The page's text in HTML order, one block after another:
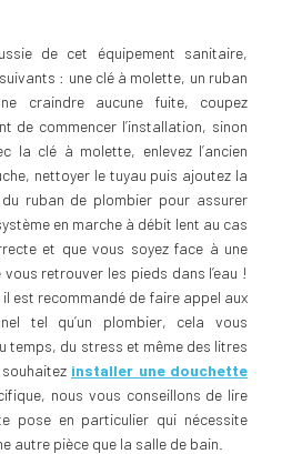
de cet équipement sanitaire,
: une clé à molette, un ruban
craindre aucune fuite, coupez
de commencer l’installation, sinon
la clé à molette, enlevez l’ancien
nettoyer le tuyau puis ajoutez la
ruban de plombier pour assurer
en marche à débit lent au cas
et que vous soyez face à une
retrouver les pieds dans l’eau !
est recommandé de faire appel aux
tel qu’un plombier, cela vous
temps, du stress et même des litres
installer une douchette
nous vous conseillons de lire
pose en particulier qui nécessite
autre pièce que la salle de bain.